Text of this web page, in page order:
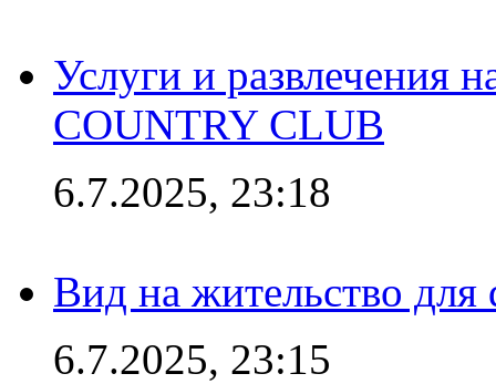
Услуги и развлечения
COUNTRY CLUB
6.7.2025, 23:18
Вид на жительство
6.7.2025, 23:15